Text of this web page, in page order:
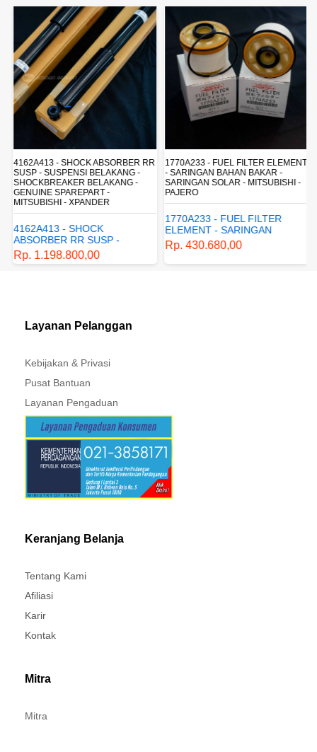
4162A413 - SHOCK ABSORBER RR
SUSP - SUSPENSI BELAKANG -
SHOCKBREAKER BELAKANG -
GENUINE SPAREPART -
MITSUBISHI - XPANDER
4162A413 - SHOCK
ABSORBER RR SUSP -
SUSPENSI BELAKANG -
SHOCKBREAKER BELAKANG
Rp. 1.198.800,00
1770A233 - FUEL FILTER ELEMENT
- SARINGAN BAHAN BAKAR -
SARINGAN SOLAR - MITSUBISHI -
PAJERO
1770A233 - FUEL FILTER
ELEMENT - SARINGAN
BAHAN BAKAR - SARINGAN
SOLAR - MITSUBISHI -
PAJERO
Rp. 430.680,00
Layanan Pelanggan
Kebijakan & Privasi
Pusat Bantuan
Layanan Pengaduan
Keranjang Belanja
Tentang Kami
Afiliasi
Karir
Kontak
Mitra
Mitra